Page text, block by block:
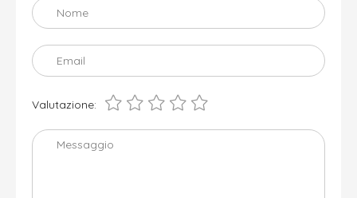
Nome
Email
Valutazione:
Messaggio